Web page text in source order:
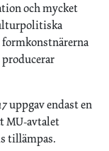
och mycket
uppgav endast en
MU-avtalet
tillämpas.